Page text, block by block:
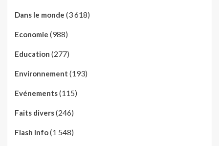
Dans le monde (3 618)
Economie (988)
Education (277)
Environnement (193)
Evénements(115)
Faits divers(246)
Flash Info(1 548)